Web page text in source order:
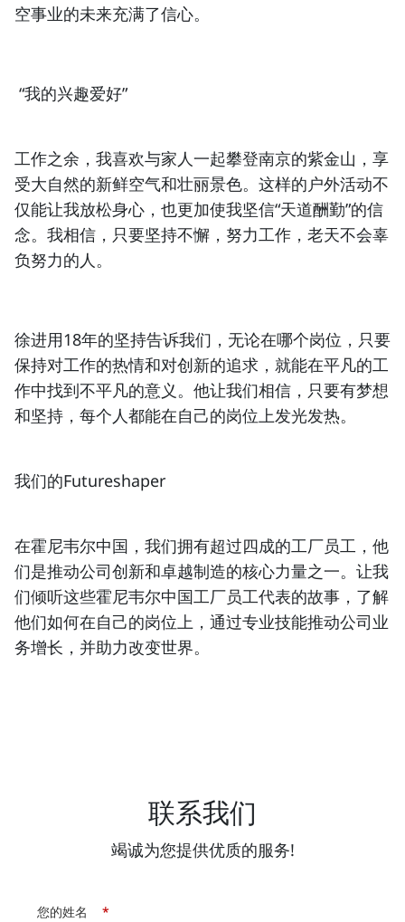
空事业的未来充满了信心。
“我的兴趣爱好”
工作之余，我喜欢与家人一起攀登南京的紫金山，享
受大自然的新鲜空气和壮丽景色。这样的户外活动不
仅能让我放松身心，也更加使我坚信“天道酬勤”的信
念。我相信，只要坚持不懈，努力工作，老天不会辜
负努力的人。
徐进用18年的坚持告诉我们，无论在哪个岗位，只要
保持对工作的热情和对创新的追求，就能在平凡的工
作中找到不平凡的意义。他让我们相信，只要有梦想
和坚持，每个人都能在自己的岗位上发光发热。
我们的Futureshaper
在霍尼韦尔中国，我们拥有超过四成的工厂员工，他
们是推动公司创新和卓越制造的核心力量之一。让我
们倾听这些霍尼韦尔中国工厂员工代表的故事，了解
他们如何在自己的岗位上，通过专业技能推动公司业
务增长，并助力改变世界。
联系我们
竭诚为您提供优质的服务!
*
您的姓名